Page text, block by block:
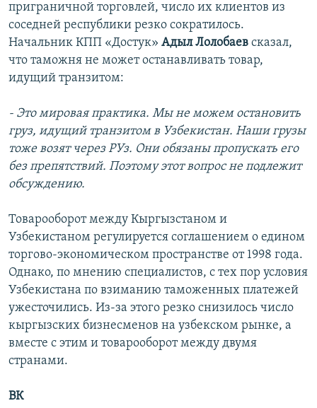
приграничной торговлей, число их клиентов из
соседней республики резко сократилось.
Начальник КПП «Достук» Адыл Лолобаев сказал,
что таможня не может останавливать товар,
идущий транзитом:
- Это мировая практика. Мы не можем остановить
груз, идущий транзитом в Узбекистан. Наши грузы
тоже возят через РУз. Они обязаны пропускать его
без препятствий. Поэтому этот вопрос не подлежит
обсуждению.
Товарооборот между Кыргызстаном и
Узбекистаном регулируется соглашением о едином
торгово-экономическом пространстве от 1998 года.
Однако, по мнению специалистов, с тех пор условия
Узбекистана по взиманию таможенных платежей
ужесточились. Из-за этого резко снизилось число
кыргызских бизнесменов на узбекском рынке, а
вместе с этим и товарооборот между двумя
странами.
ВК